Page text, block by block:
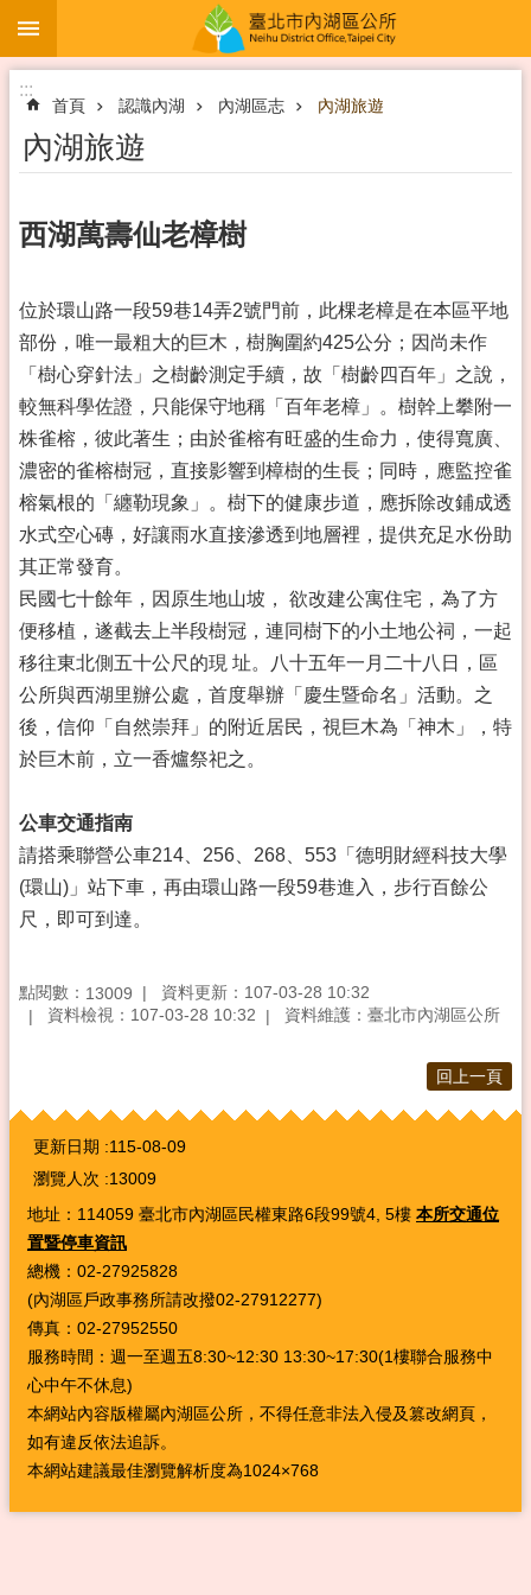
跳到主要內容區塊
:::
首頁 認識內湖 內湖區志 內湖旅遊
內湖旅遊
西湖萬壽仙老樟樹
位於環山路一段59巷14弄2號門前，此棵老樟是在本區平地
部份，唯一最粗大的巨木，樹胸圍約425公分；因尚未作
「樹心穿針法」之樹齡測定手續，故「樹齡四百年」之說，
較無科學佐證，只能保守地稱「百年老樟」。樹幹上攀附一
株雀榕，彼此著生；由於雀榕有旺盛的生命力，使得寬廣、
濃密的雀榕樹冠，直接影響到樟樹的生長；同時，應監控雀
榕氣根的「纏勒現象」。樹下的健康步道，應拆除改鋪成透
水式空心磚，好讓雨水直接滲透到地層裡，提供充足水份助
其正常發育。
民國七十餘年，因原生地山坡， 欲改建公寓住宅，為了方
便移植，遂截去上半段樹冠，連同樹下的小土地公祠，一起
移往東北側五十公尺的現 址。八十五年一月二十八日，區
公所與西湖里辦公處，首度舉辦「慶生暨命名」活動。之
後，信仰「自然崇拜」的附近居民，視巨木為「神木」，特
於巨木前，立一香爐祭祀之。
公車交通指南
請搭乘聯營公車214、256、268、553「德明財經科技大學
(環山)」站下車，再由環山路一段59巷進入，步行百餘公
尺，即可到達。
點閱數： 13009
資料更新：107-03-28 10:32
資料檢視：107-03-28 10:32
資料維護：臺北市內湖區公所
回上一頁
:::
更新日期
115-08-09
瀏覽人次
13009
地址：114059 臺北市內湖區民權東路6段99號4, 5樓 本所交通位
置暨停車資訊
總機：02-27925828
(內湖區戶政事務所請改撥02-27912277)
傳真：02-27952550
服務時間：週一至週五8:30~12:30 13:30~17:30(1樓聯合服務中
心中午不休息)
本網站內容版權屬內湖區公所，不得任意非法入侵及篡改網頁，
如有違反依法追訴。
本網站建議最佳瀏覽解析度為1024×768